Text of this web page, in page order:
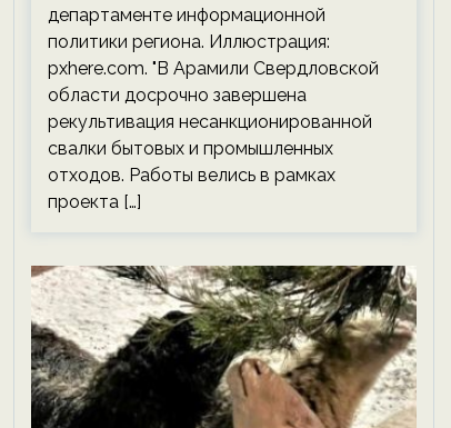
департаменте информационной
политики региона. Иллюстрация:
pxhere.com. "В Арамили Свердловской
области досрочно завершена
рекультивация несанкционированной
свалки бытовых и промышленных
отходов. Работы велись в рамках
проекта […]